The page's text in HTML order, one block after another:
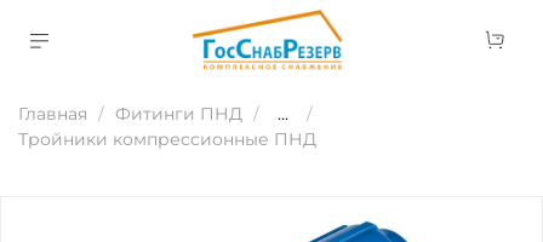
Главная Фитинги ПНД
...
Тройники компрессионные ПНД